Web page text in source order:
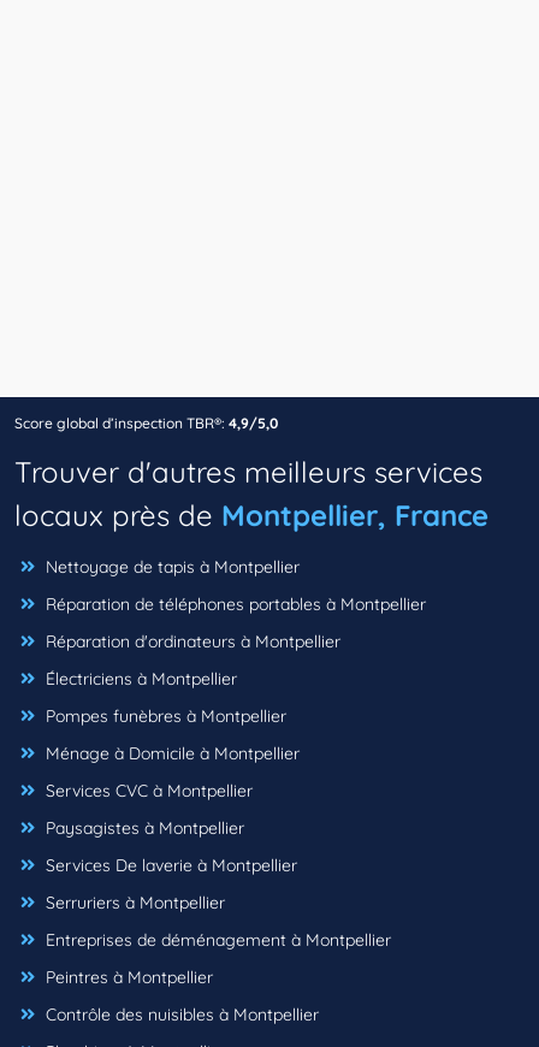
Score global d’inspection TBR®: 4,9/5,0
Trouver d'autres meilleurs services
locaux près de Montpellier, France
Nettoyage de tapis à Montpellier
Réparation de téléphones portables à Montpellier
Réparation d'ordinateurs à Montpellier
Électriciens à Montpellier
Pompes funèbres à Montpellier
Ménage à Domicile à Montpellier
Services CVC à Montpellier
Paysagistes à Montpellier
Services De laverie à Montpellier
Serruriers à Montpellier
Entreprises de déménagement à Montpellier
Peintres à Montpellier
Contrôle des nuisibles à Montpellier